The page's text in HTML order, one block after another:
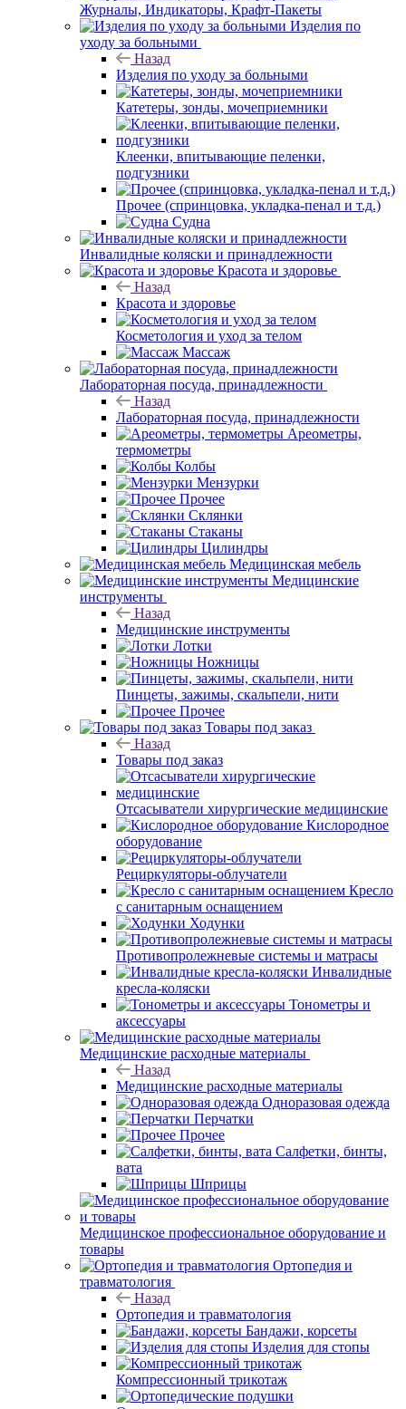
Журналы, Индикаторы, Крафт-Пакеты
Изделия по
уходу за больными
Назад
Изделия по уходу за больными
Катетеры, зонды, мочеприемники
Клеенки, впитывающие пеленки,
подгузники
Прочее (спринцовка, укладка-пенал и т.д.)
Судна
Инвалидные коляски и принадлежности
Красота и здоровье
Назад
Красота и здоровье
Косметология и уход за телом
Массаж
Лабораторная посуда, принадлежности
Назад
Лабораторная посуда, принадлежности
Ареометры,
термометры
Колбы
Мензурки
Прочее
Склянки
Стаканы
Цилиндры
Медицинская мебель
Медицинские
инструменты
Назад
Медицинские инструменты
Лотки
Ножницы
Пинцеты, зажимы, скальпели, нити
Прочее
Товары под заказ
Назад
Товары под заказ
Отсасыватели хирургические медицинские
Кислородное
оборудование
Рециркуляторы-облучатели
Кресло
с санитарным оснащением
Ходунки
Противопролежневые системы и матрасы
Инвалидные
кресла-коляски
Тонометры и
аксессуары
Медицинские расходные материалы
Назад
Медицинские расходные материалы
Одноразовая одежда
Перчатки
Прочее
Салфетки, бинты,
вата
Шприцы
Медицинское профессиональное оборудование и
товары
Ортопедия и
травматология
Назад
Ортопедия и травматология
Бандажи, корсеты
Изделия для стопы
Компрессионный трикотаж